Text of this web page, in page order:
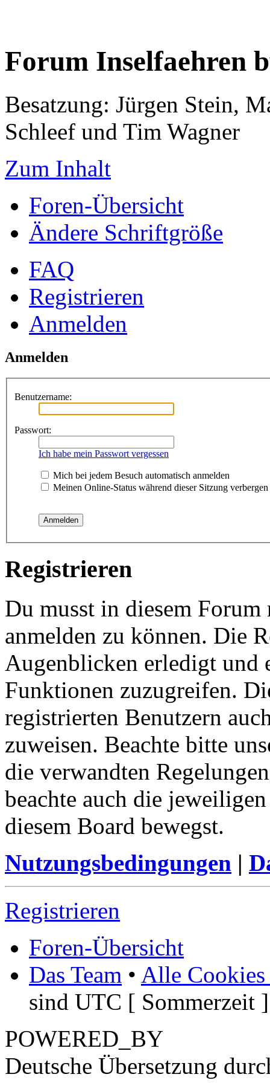
Forum Inselfaehren
Besatzung: Jürgen Stein,
Schleef und Tim Wagner
Zum Inhalt
Foren-Übersicht
Ändere Schriftgröße
FAQ
Registrieren
Anmelden
Anmelden
Benutzername:
Passwort:
Ich habe mein Passwort vergessen
Mich bei jedem Besuch automatisch anmelden
Meinen Online-Status während dieser Sitzung verbergen
Registrieren
Du musst in diesem
anmelden zu können. Die
Augenblicken erledigt und
Funktionen zuzugreifen.
registrierten Benutzern
zuweisen. Beachte bitte
die verwandten
beachte auch die
diesem Board bewegst.
Nutzungsbedingungen |
Registrieren
Foren-Übersicht
Das Team • Alle Cookies
sind UTC [ Sommerzeit ]
POWERED_BY
Deutsche Übersetzung